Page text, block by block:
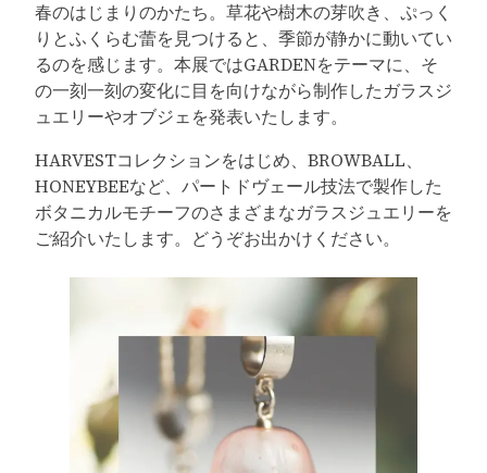
春のはじまりのかたち。草花や樹木の芽吹き、ぷっく
りとふくらむ蕾を見つけると、季節が静かに動いてい
るのを感じます。本展ではGARDENをテーマに、そ
の一刻一刻の変化に目を向けながら制作したガラスジ
ュエリーやオブジェを発表いたします。
HARVESTコレクションをはじめ、BROWBALL、
HONEYBEEなど、パートドヴェール技法で製作した
ボタニカルモチーフのさまざまなガラスジュエリーを
ご紹介いたします。どうぞお出かけください。